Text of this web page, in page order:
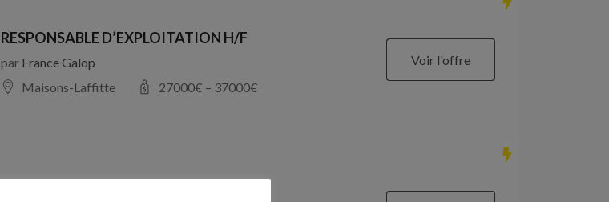
RESPONSABLE D’EXPLOITATION H/F
par France Galop
Maisons-Laffitte
27000€ – 37000€
Voir l'offre